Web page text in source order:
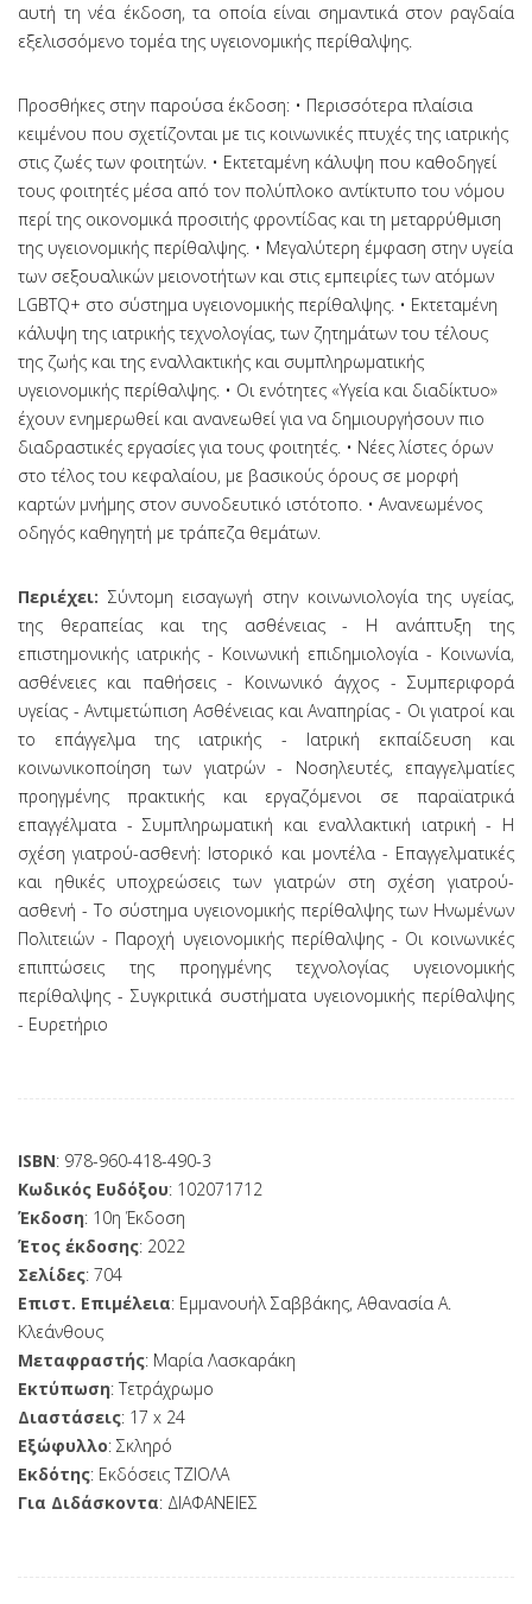
αυτή τη νέα έκδοση, τα οποία είναι σημαντικά στον ραγδαία
εξελισσόμενο τομέα της υγειονομικής περίθαλψης.
Προσθήκες στην παρούσα έκδοση: • Περισσότερα πλαίσια
κειμένου που σχετίζονται με τις κοινωνικές πτυχές της ιατρικής
στις ζωές των φοιτητών. • Εκτεταμένη κάλυψη που καθοδηγεί
τους φοιτητές μέσα από τον πολύπλοκο αντίκτυπο του νόμου
περί της οικονομικά προσιτής φροντίδας και τη μεταρρύθμιση
της υγειονομικής περίθαλψης. • Μεγαλύτερη έμφαση στην υγεία
των σεξουαλικών μειονοτήτων και στις εμπειρίες των ατόμων
LGBTQ+ στο σύστημα υγειονομικής περίθαλψης. • Εκτεταμένη
κάλυψη της ιατρικής τεχνολογίας, των ζητημάτων του τέλους
της ζωής και της εναλλακτικής και συμπληρωματικής
υγειονομικής περίθαλψης. • Οι ενότητες «Υγεία και διαδίκτυο»
έχουν ενημερωθεί και ανανεωθεί για να δημιουργήσουν πιο
διαδραστικές εργασίες για τους φοιτητές. • Νέες λίστες όρων
στο τέλος του κεφαλαίου, με βασικούς όρους σε μορφή
καρτών μνήμης στον συνοδευτικό ιστότοπο. • Ανανεωμένος
οδηγός καθηγητή με τράπεζα θεμάτων.
Περιέχει: Σύντομη εισαγωγή στην κοινωνιολογία της υγείας,
της θεραπείας και της ασθένειας - Η ανάπτυξη της
επιστημονικής ιατρικής - Κοινωνική επιδημιολογία - Κοινωνία,
ασθένειες και παθήσεις - Κοινωνικό άγχος - Συμπεριφορά
υγείας - Αντιμετώπιση Ασθένειας και Αναπηρίας - Οι γιατροί και
το επάγγελμα της ιατρικής - Ιατρική εκπαίδευση και
κοινωνικοποίηση των γιατρών - Νοσηλευτές, επαγγελματίες
προηγμένης πρακτικής και εργαζόμενοι σε παραϊατρικά
επαγγέλματα - Συμπληρωματική και εναλλακτική ιατρική - Η
σχέση γιατρού-ασθενή: Ιστορικό και μοντέλα - Επαγγελματικές
και ηθικές υποχρεώσεις των γιατρών στη σχέση γιατρού-
ασθενή - Το σύστημα υγειονομικής περίθαλψης των Ηνωμένων
Πολιτειών - Παροχή υγειονομικής περίθαλψης - Οι κοινωνικές
επιπτώσεις της προηγμένης τεχνολογίας υγειονομικής
περίθαλψης - Συγκριτικά συστήματα υγειονομικής περίθαλψης
- Ευρετήριο
ISBN: 978-960-418-490-3
Κωδικός Ευδόξου: 102071712
Έκδοση: 10η Έκδοση
Έτος έκδοσης: 2022
Σελίδες: 704
Επιστ. Επιμέλεια: Εμμανουήλ Σαββάκης, Αθανασία Α.
Κλεάνθους
Μεταφραστής: Μαρία Λασκαράκη
Εκτύπωση: Τετράχρωμο
Διαστάσεις: 17 x 24
Εξώφυλλο: Σκληρό
Εκδότης: Εκδόσεις ΤΖΙΟΛΑ
Για Διδάσκοντα: ΔΙΑΦΑΝΕΙΕΣ